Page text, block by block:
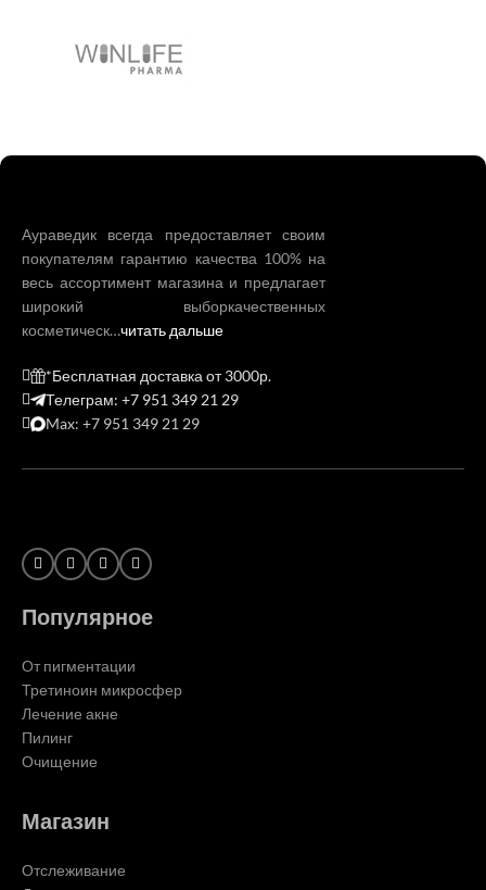
Аураведик всегда предоставляет своим
покупателям гарантию качества 100% на
весь ассортимент магазина и предлагает
широкий выборкачественных
косметическ…читать дальше
*Бесплатная доставка от 3000р.
Телеграм: +7 951 349 21 29
Max: +7 951 349 21 29
Популярное
От пигментации
Третиноин микросфер
Лечение акне
Пилинг
Очищение
Магазин
Отслеживание